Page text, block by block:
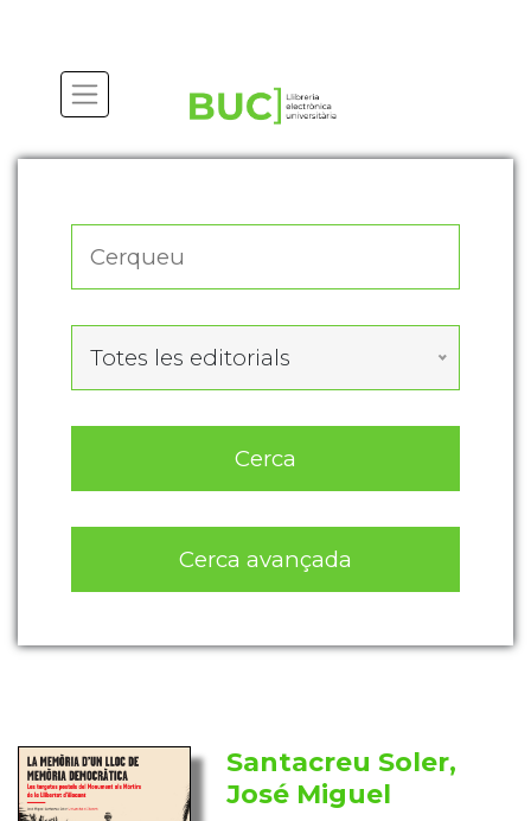
Totes les editorials
Cerca
Cerca avançada
Santacreu Soler,
José Miguel